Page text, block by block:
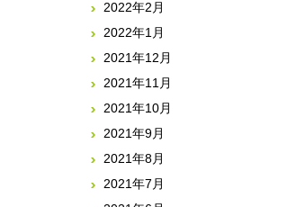
2022年2月
2022年1月
2021年12月
2021年11月
2021年10月
2021年9月
2021年8月
2021年7月